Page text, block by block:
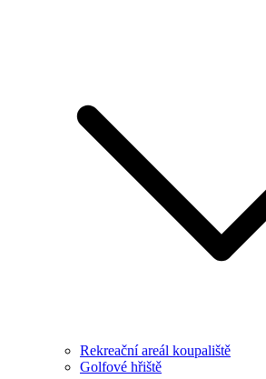
Rekreační areál koupaliště
Golfové hřiště